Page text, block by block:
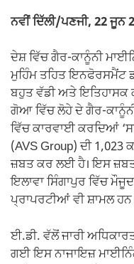
ਨਵੀਂ ਦਿੱਲੀ/ਪਣਜੀ, 22 ਜੂਨ
ਦੇਸ਼ ਵਿੱਚ ਗੈਰ-ਕਾਨੂੰਨੀ
ਮੁਹਿੰਮ ਤਹਿਤ ਇਨਫੋਰਸਮੈਂਟ
ਬਹੁਤ ਵੱਡੀ ਅਤੇ ਇਤਿਹਾਸਕ
ਗੋਆ ਵਿੱਚ ਲੋਹੇ ਦੇ ਗੈਰ-
ਵਿੱਚ ਕਾਰਵਾਈ ਕਰਦਿਆਂ
(AVS Group) ਦੀ
ਜ਼ਬਤ ਕਰ ਲਈ ਹੈ। ਇਸ ਜ਼ਬਤ
ਇਲਾਵਾ ਸਿੰਗਾਪੁਰ ਵਿੱਚ
ਪ੍ਰਾਪਰਟੀਆਂ ਵੀ ਸ਼ਾਮਲ
ਈ.ਡੀ. ਵੱਲੋਂ ਜਾਰੀ
ਗਈ ਇਸ ਨਾਜਾਇਜ਼